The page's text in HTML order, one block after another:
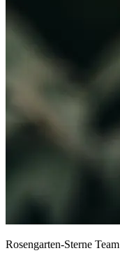
Rosengarten-Sterne Team